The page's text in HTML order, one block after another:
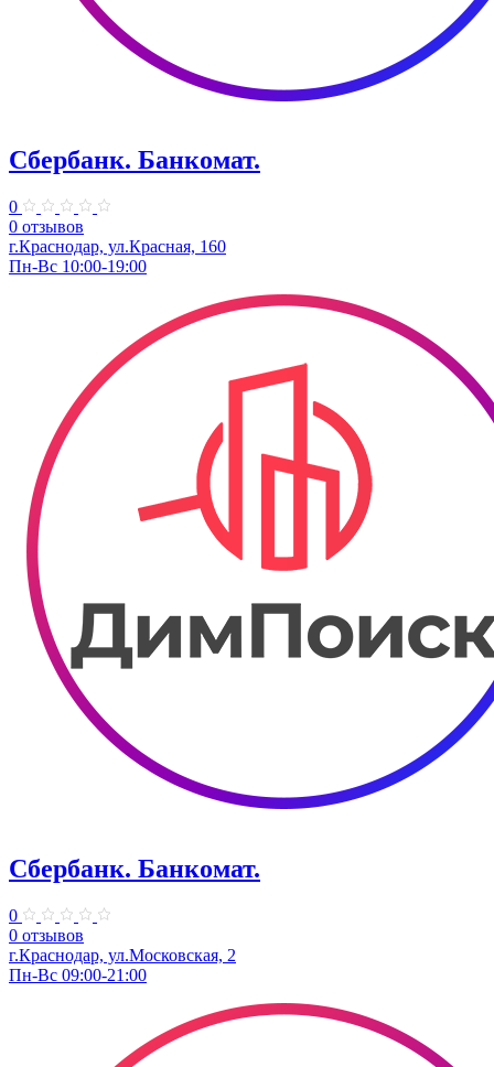
Сбербанк. Банкомат.
0
0 отзывов
г.Краснодар, ул.​Красная, 160
Пн-Вс 10:00-19:00
Сбербанк. Банкомат.
0
0 отзывов
г.Краснодар, ул.​Московская, 2
Пн-Вс 09:00-21:00